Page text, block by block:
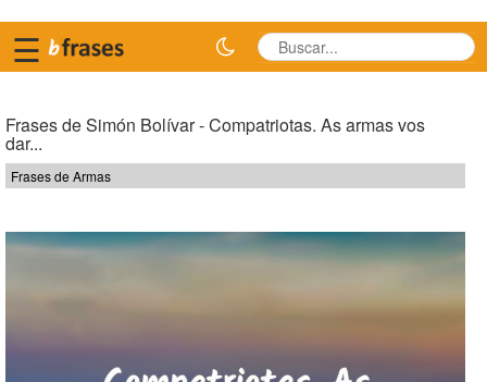
☰
Frases de Simón Bolívar - Compatriotas. As armas vos
dar...
Frases de Armas